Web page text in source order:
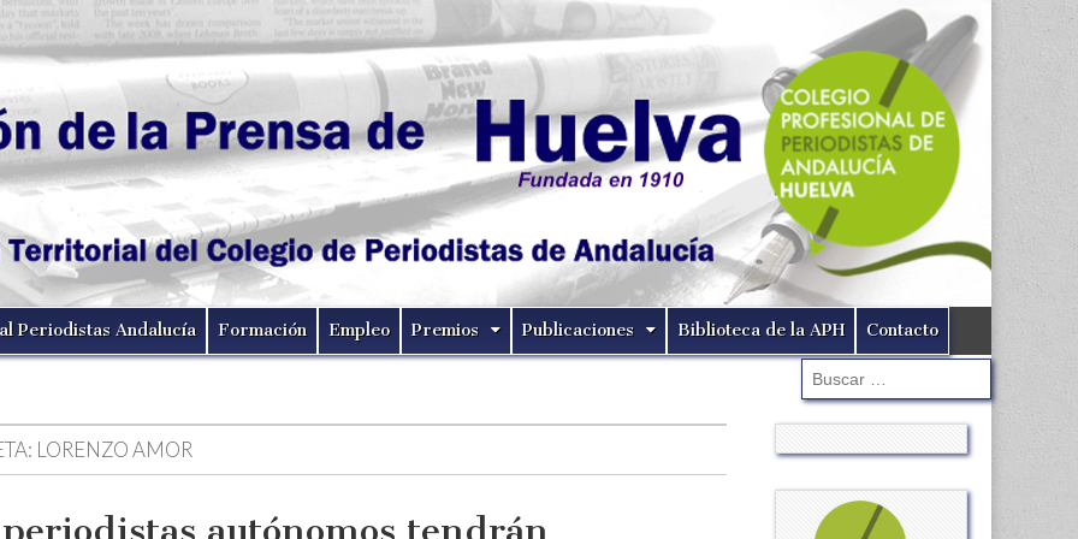
Periodistas Andalucía Formación Empleo Premios Publicaciones Biblioteca de la APH Contacto
Buscar:
LORENZO AMOR